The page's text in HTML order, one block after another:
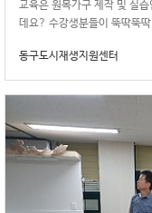
교육은 원목가구 제작 및 실
데요? 수강생분들이 뚝딱뚝
동구도시재생지원센터